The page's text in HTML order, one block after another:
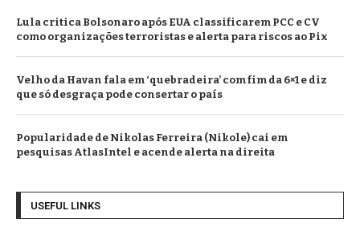
Lula critica Bolsonaro após EUA classificarem PCC e CV
como organizações terroristas e alerta para riscos ao Pix
Velho da Havan fala em ‘quebradeira’ com fim da 6×1 e diz
que só desgraça pode consertar o país
Popularidade de Nikolas Ferreira (Nikole) cai em
pesquisas AtlasIntel e acende alerta na direita
USEFUL LINKS